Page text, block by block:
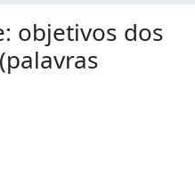
objetivos dos